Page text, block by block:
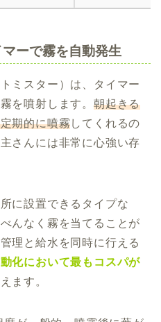
ーで霧を自動発生
ミスター）は、タイマー
を噴射します。 朝起きる
期的に噴霧してくれるの
さんには非常に心強い存
に設置できるタイプな
んなく霧を当てることが
理と給水を同時に行える
化において最もコスパが
ます。